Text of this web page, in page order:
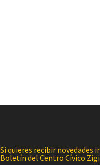
Si quieres recibir novedades
Boletín del Centro Cívico